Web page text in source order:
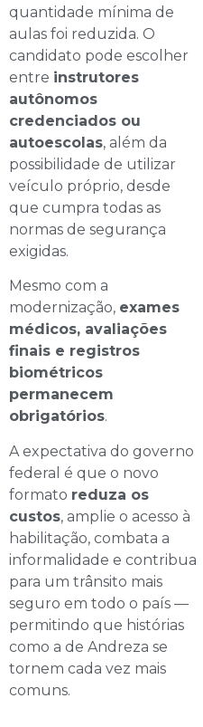
quantidade mínima de
aulas foi reduzida. O
candidato pode escolher
entre instrutores
autônomos
credenciados ou
autoescolas, além da
possibilidade de utilizar
veículo próprio, desde
que cumpra todas as
normas de segurança
exigidas.
Mesmo com a
modernização, exames
médicos, avaliações
finais e registros
biométricos
permanecem
obrigatórios.
A expectativa do governo
federal é que o novo
formato reduza os
custos, amplie o acesso à
habilitação, combata a
informalidade e contribua
para um trânsito mais
seguro em todo o país —
permitindo que histórias
como a de Andreza se
tornem cada vez mais
comuns.